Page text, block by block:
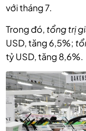
với tháng 7.
Trong đó, tổng trị
USD, tăng 6,5%;
tỷ USD, tăng 8,6%.